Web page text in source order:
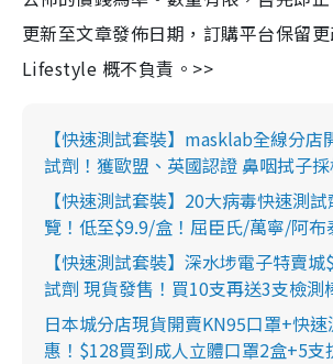
更新至文章發佈日期，訂購平台保留
Lifestyle 概不負責。>>
【快速測試套裝】masklab全線分店
試劑！獲歐盟、英國認證 鼻咽拭子
【快速測試套裝】20大病毒快速測
覽！低至$9.9/盒！屈臣氏/萬寧/阿
【快速測試套裝】深水埗電子特賣
試劑 現貨發售！買10支再送3支檢測
日本城分店現貨開賣KN95口罩+快
惠！$128買到成人立體口罩2盒+5支